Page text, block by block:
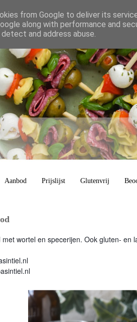
Aanbod Prijslijst Glutenvrij
met wortel en specerijen. Ook gluten- en
from Google to deliver its
along with performance and
and address abuse.